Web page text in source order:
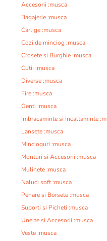
Accesorii :musca
Bagajerie :musca
Carlige :musca
Cozi de minciog :musca
Crosete si Burghie :musca
Cutii :musca
Diverse :musca
Fire :musca
Genti :musca
Imbracaminte si Incaltaminte
Lansete :musca
Mincioguri :musca
Monturi si Accesorii :musca
Mulinete :musca
Naluci soft :musca
Penare si Borsete :musca
Suporti si Picheti :musca
Unelte si Accesorii :musca
Veste :musca